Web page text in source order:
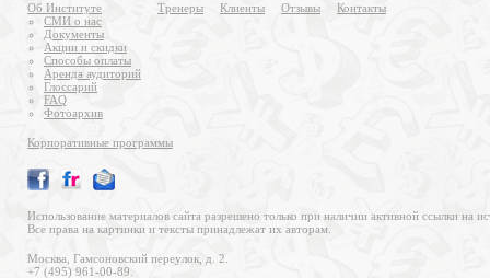
Об Институте
СМИ о нас
Документы
Акции и скидки
Способы оплаты
Аренда аудиторий
Глоссарий
FAQ
Фотоархив
Тренеры Клиенты Отзывы Контакты
Корпоративные программы
Использование материалов сайта разрешено только при наличии активной ссылки на
Все права на картинки и тексты принадлежат их авторам.
Москва, Гамсоновский переулок, д. 2.
+7 (495) 961-00-89.